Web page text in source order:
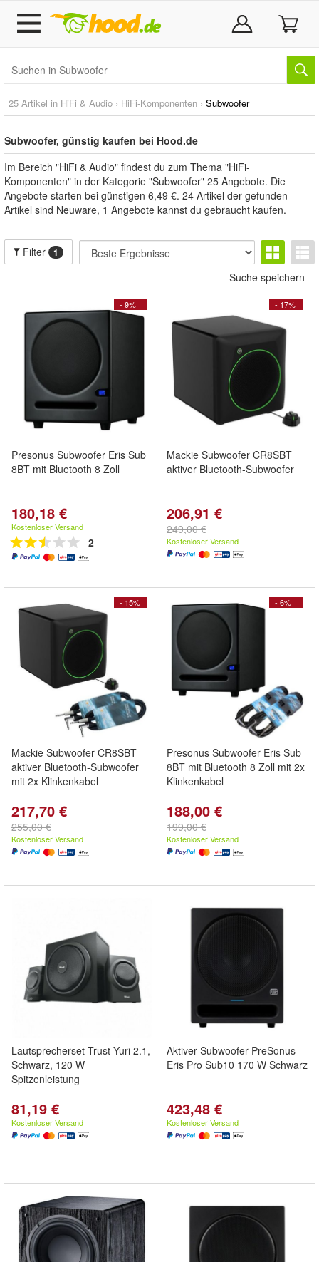
25 Artikel in HiFi & Audio › HiFi-Komponenten › Subwoofer
Subwoofer, günstig kaufen bei Hood.de
Im Bereich "HiFi & Audio" findest du zum Thema "HiFi-
Komponenten" in der Kategorie "Subwoofer" 25 Angebote. Die
Angebote starten bei günstigen 6,49 €. 24 Artikel der gefunden
Artikel sind Neuware, 1 Angebote kannst du gebraucht kaufen.
Filter 1
Suche speichern
- 9%
Presonus Subwoofer Eris Sub
8BT mit Bluetooth 8 Zoll
180,18 €
Kostenloser Versand
2
- 17%
Mackie Subwoofer CR8SBT
aktiver Bluetooth-Subwoofer
206,91 €
249,00 €
Kostenloser Versand
- 15%
Mackie Subwoofer CR8SBT
aktiver Bluetooth-Subwoofer
mit 2x Klinkenkabel
217,70 €
255,00 €
Kostenloser Versand
- 6%
Presonus Subwoofer Eris Sub
8BT mit Bluetooth 8 Zoll mit 2x
Klinkenkabel
188,00 €
199,00 €
Kostenloser Versand
Lautsprecherset Trust Yuri 2.1,
Schwarz, 120 W
Spitzenleistung
81,19 €
Kostenloser Versand
Aktiver Subwoofer PreSonus
Eris Pro Sub10 170 W Schwarz
423,48 €
Kostenloser Versand